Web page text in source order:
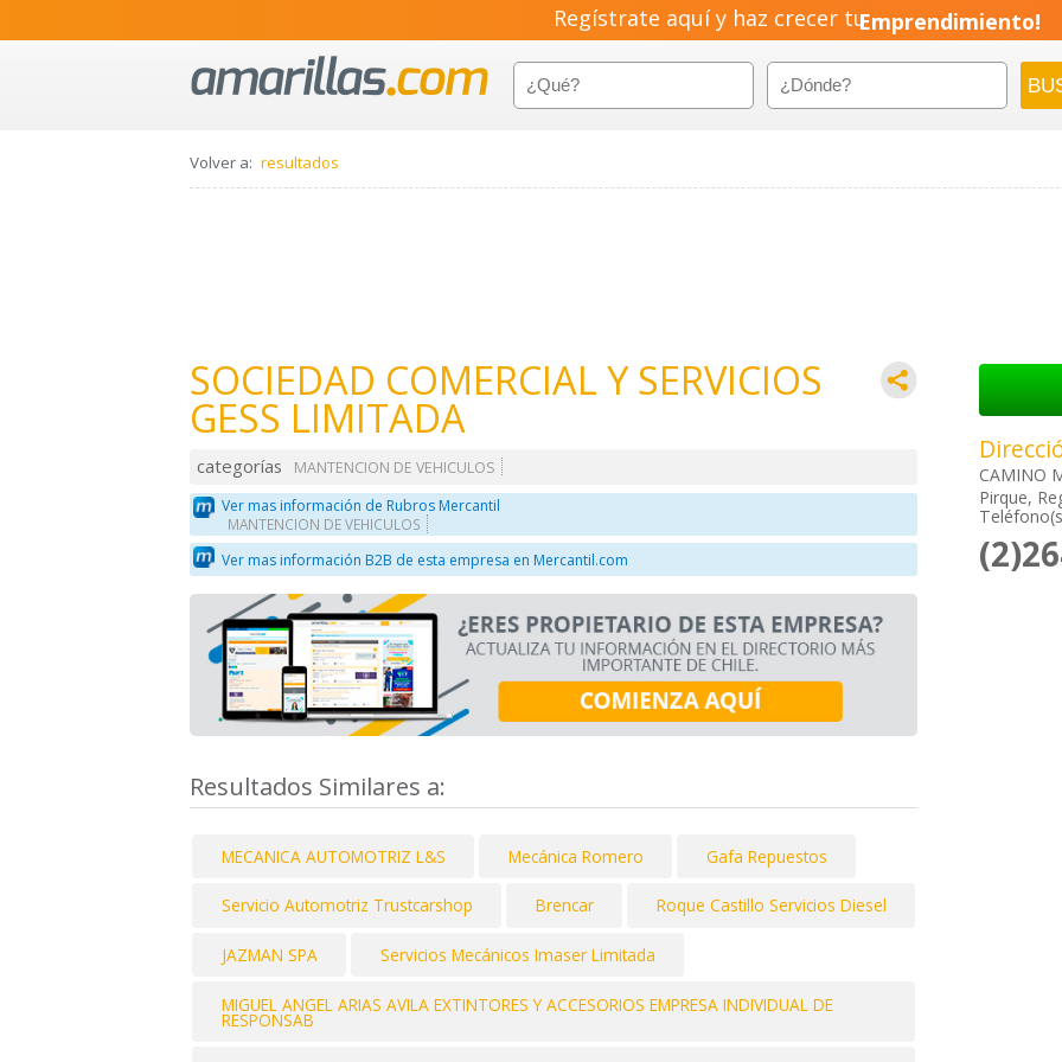
Regístrate aquí y haz crecer tuEmprendimiento!
Volver a: resultados
SOCIEDAD COMERCIAL Y SERVICIOS
GESS LIMITADA
categorías
MANTENCION DE VEHICULOS
Ver mas información de Rubros Mercantil
MANTENCION DE VEHICULOS
Ver mas información B2B de esta empresa en Mercantil.com
Resultados Similares a:
MECANICA AUTOMOTRIZ L&S Mecánica Romero Gafa Repuestos
Servicio Automotriz Trustcarshop Brencar Roque Castillo Servicios Diesel
JAZMAN SPA Servicios Mecánicos Imaser Limitada
MIGUEL ANGEL ARIAS AVILA EXTINTORES Y ACCESORIOS EMPRESA INDIVIDUAL DE
RESPONSAB
CAMINO
Pirque,